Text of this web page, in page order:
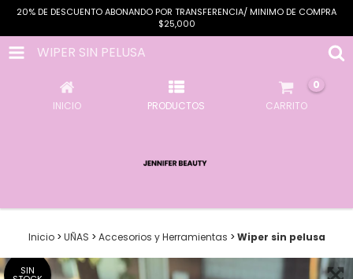
20% DE DESCUENTO ABONANDO POR TRANSFERENCIA/ MINIMO DE COMPRA
$25,000
WIPER SIN PELUSA
INICIO PRODUCTOS CARRITO
0
Inicio > UÑAS > Accesorios y Herramientas > Wiper sin pelusa
SIN